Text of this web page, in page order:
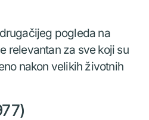
pogleda na
relevantan za sve koji su
nakon velikih životnih